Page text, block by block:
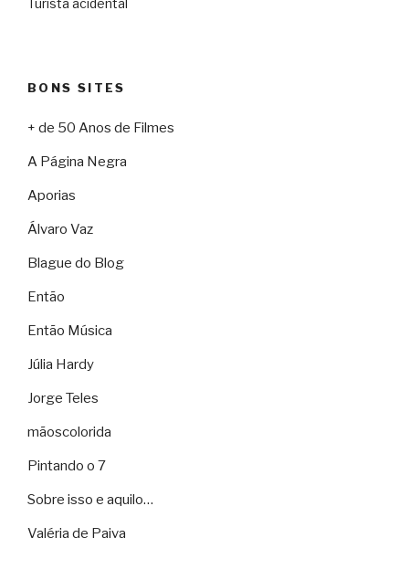
Turista acidental
BONS SITES
+ de 50 Anos de Filmes
A Página Negra
Aporias
Álvaro Vaz
Blague do Blog
Então
Então Música
Júlia Hardy
Jorge Teles
mãoscolorida
Pintando o 7
Sobre isso e aquilo…
Valéria de Paiva